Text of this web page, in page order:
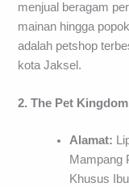
menjual beragam
mainan hingga
adalah petshop
kota Jaksel.
2. The Pet
Alamat:
Mampang
Khusus